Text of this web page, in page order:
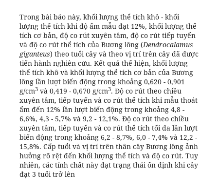
Trong bài báo này, khối lượng thể tích khô - khối
lượng thể tích khi độ ẩm mẫu đạt 12%, khối lượng thể
tích cơ bản, độ co rút xuyên tâm, độ co rút tiếp tuyến
và độ co rút thể tích của Bương lông (Dendrocalamus
giganteus) theo tuổi cây và theo vị trí trên cây đã được
tiến hành nghiên cứu. Kết quả thể hiện, khối lượng
thể tích khô và khối lượng thể tích cơ bản của Bương
lông lần lượt biến động trong khoảng 0,620 - 0,901
g/cm3và 0,419 - 0,670 g/cm3. Độ co rút theo chiều
xuyên tâm, tiếp tuyến và co rút thể tích khi mẫu thoát
ẩm đến 12% lần lượt biến động trong khoảng 4,8 -
6,6%, 4,3 - 5,7% và 9,2 - 12,1%. Độ co rút theo chiều
xuyên tâm, tiếp tuyến và co rút thể tích tối đa lần lượt
biến động trong khoảng 6,2 - 8,7%, 6,0 - 7,4% và 12,2 -
15,8%. Cấp tuổi và vị trí trên thân cây Bương lông ảnh
hưởng rõ rệt đến khối lượng thể tích và độ co rút. Tuy
nhiên, các tính chất này đạt trạng thái ổn định khi cây
đạt 3 tuổi trở lên